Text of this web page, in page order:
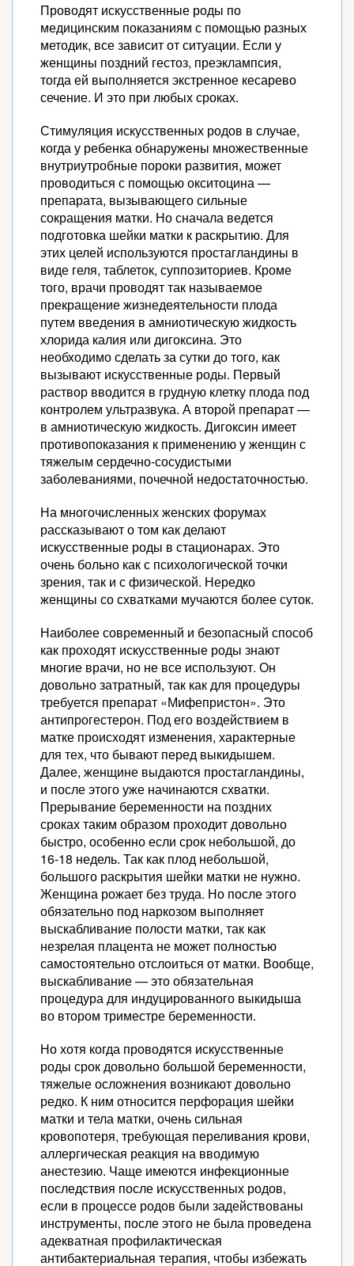
Проводят искусственные роды по
медицинским показаниям с помощью разных
методик, все зависит от ситуации. Если у
женщины поздний гестоз, преэклампсия,
тогда ей выполняется экстренное кесарево
сечение. И это при любых сроках.
Стимуляция искусственных родов в случае,
когда у ребенка обнаружены множественные
внутриутробные пороки развития, может
проводиться с помощью окситоцина —
препарата, вызывающего сильные
сокращения матки. Но сначала ведется
подготовка шейки матки к раскрытию. Для
этих целей используются простагландины в
виде геля, таблеток, суппозиториев. Кроме
того, врачи проводят так называемое
прекращение жизнедеятельности плода
путем введения в амниотическую жидкость
хлорида калия или дигоксина. Это
необходимо сделать за сутки до того, как
вызывают искусственные роды. Первый
раствор вводится в грудную клетку плода под
контролем ультразвука. А второй препарат —
в амниотическую жидкость. Дигоксин имеет
противопоказания к применению у женщин с
тяжелым сердечно-сосудистыми
заболеваниями, почечной недостаточностью.
На многочисленных женских форумах
рассказывают о том как делают
искусственные роды в стационарах. Это
очень больно как с психологической точки
зрения, так и с физической. Нередко
женщины со схватками мучаются более суток.
Наиболее современный и безопасный способ
как проходят искусственные роды знают
многие врачи, но не все используют. Он
довольно затратный, так как для процедуры
требуется препарат «Мифепристон». Это
антипрогестерон. Под его воздействием в
матке происходят изменения, характерные
для тех, что бывают перед выкидышем.
Далее, женщине выдаются простагландины,
и после этого уже начинаются схватки.
Прерывание беременности на поздних
сроках таким образом проходит довольно
быстро, особенно если срок небольшой, до
16-18 недель. Так как плод небольшой,
большого раскрытия шейки матки не нужно.
Женщина рожает без труда. Но после этого
обязательно под наркозом выполняет
выскабливание полости матки, так как
незрелая плацента не может полностью
самостоятельно отслоиться от матки. Вообще,
выскабливание — это обязательная
процедура для индуцированного выкидыша
во втором триместре беременности.
Но хотя когда проводятся искусственные
роды срок довольно большой беременности,
тяжелые осложнения возникают довольно
редко. К ним относится перфорация шейки
матки и тела матки, очень сильная
кровопотеря, требующая переливания крови,
аллергическая реакция на вводимую
анестезию. Чаще имеются инфекционные
последствия после искусственных родов,
если в процессе родов были задействованы
инструменты, после этого не была проведена
адекватная профилактическая
антибактериальная терапия, чтобы избежать